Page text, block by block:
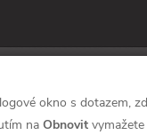
okno s dotazem,
na Obnovit